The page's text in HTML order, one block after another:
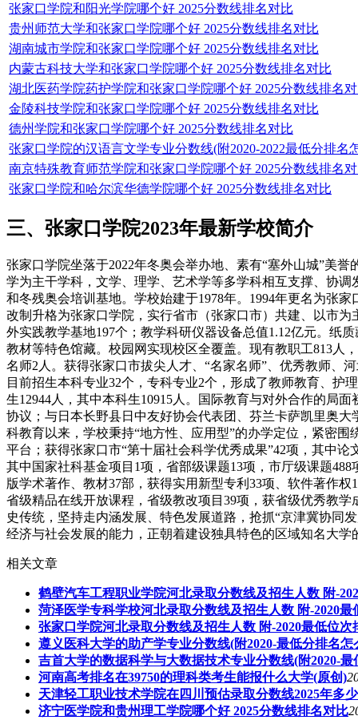
张家口学院和阳光学院哪个好 2025分数线排名对比
贵州师范大学和张家口学院哪个好 2025分数线排名对比
湖南城市学院和张家口学院哪个好 2025分数线排名对比
内蒙古科技大学和张家口学院哪个好 2025分数线排名对比
湖北医药学院药护学院和张家口学院哪个好 2025分数线排名
金陵科技学院和张家口学院哪个好 2025分数线排名对比
德州学院和张家口学院哪个好 2025分数线排名对比
张家口学院的汉语言文学专业分数线(附2020-2022最低分排名
南京特殊教育师范学院和张家口学院哪个好 2025分数线排名
张家口学院和哈尔滨华德学院哪个好 2025分数线排名对比
三、张家口学院2023年最新学校简介
张家口学院坐落于2022年冬奥会举办地、素有“塞外山城”美
学为主干学科，文学、理学、艺术学等多学科相互支撑、协
和冬残奥会培训基地。学校始建于1978年。1994年更名为张
改制升格为张家口学院，实行省市（张家口市）共建、以市为
外实践教学基地197个；教学科研仪器设备总值1.12亿元。纸
教材等特色馆藏。校园网实现校区全覆盖。现有教职工813人
名师2人。获得张家口市拔尖人才、“名家名师”、优秀教师、
目前招生本科专业32个，专科专业2个，形成了教师教育、护
生12944人，其中本科生10915人。国际教育与对外合作的局
协议；与日本长野县日中友好协会代表团、芬兰卡萨凯里奥
科教育以来，学校秉持“地方性、应用型”的办学定位，紧密
平台；获得张家口市“第十届社会科学优秀成果”42项，其中论
其中国家社科基金项目1项，省部级课题13项，市厅级课题
版学术著作、教材37部，获得实用新型专利33项、软件著作
省级精品在线开放课程，省级教改项目39项，获省级优秀教
史传统，坚持走内涵发展、特色发展道路，抢抓“京津冀协同
经济与社会发展的能力，正朝着建设独具特色的区域知名大学
相关文章
鹤壁汽车工程职业学院河北录取分数线及招生人数 附-
菏泽医学专科学校河北录取分数线及招生人数 附-2020最
张家口学院河北录取分数线及招生人数 附-2020最低位次
遵义医科大学的助产学专业分数线(附2020-最低分排名怎
吉首大学的数据科学与大数据技术专业分数线(附2020-
河南高考排名在39750的理科类考生能报什么大学(原创)
天津轻工职业技术学院在四川预估录取分数线2025年多
济宁医学院和贵州理工学院哪个好 2025分数线排名对比